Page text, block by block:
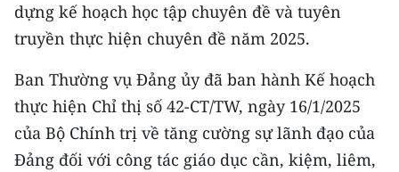
dựng kế hoạch học tập chuyên đề và tuyên
truyền thực hiện chuyên đề năm 2025.
Ban Thường vụ Đảng ủy đã ban hành Kế hoạch
thực hiện Chỉ thị số 42-CT/TW, ngày 16/1/2025
của Bộ Chính trị về tăng cường sự lãnh đạo của
Đảng đối với công tác giáo dục cần, kiệm, liêm,